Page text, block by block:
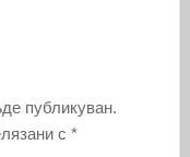
публикуван.
с *